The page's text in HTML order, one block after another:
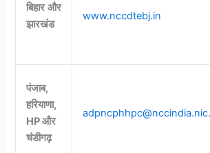
बिहार और
झारखंड
www.nccdtebj.in
पंजाब,
हरियाणा,
HPऔर
चंडीगढ़